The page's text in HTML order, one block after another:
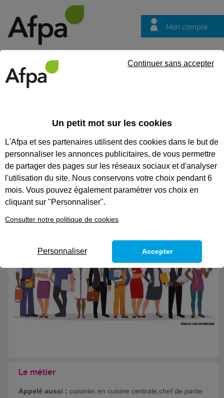
Mon compte
questions
CODES
CUISINIER EN RESTAURATION
COLLECTIVE - CONTRAT EN
ALTERNANCE
Le métier
Appelé aussi : cuisinier en cuisine centrale,chef de partie
Un petit mot sur les cookies
L'Afpa et ses partenaires utilisent des cookies dans le but de
personnaliser les annonces publicitaires, de vous permettre
de partager des pages sur les réseaux sociaux et d'analyser
l'utilisation du site. Nous conservons votre choix pendant 6
mois. Vous pouvez également paramétrer vos choix en
cliquant sur "Personnaliser".
Consulter notre politique de cookies
Continuer sans accepter
Personnaliser Accepter